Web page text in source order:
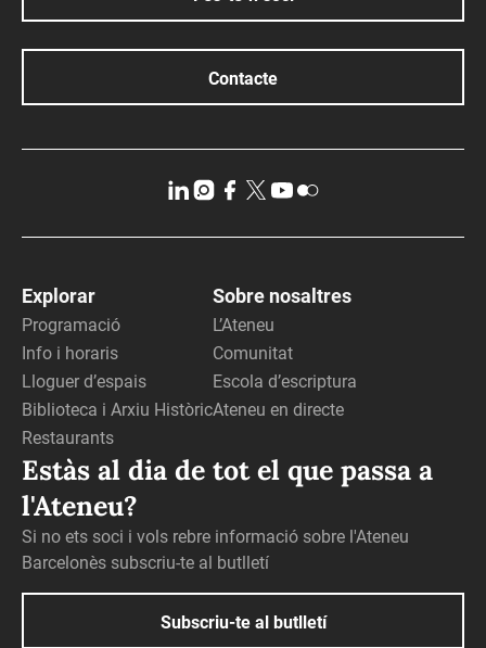
Contacte
Explorar
Programació
Info i horaris
Lloguer d’espais
Biblioteca i Arxiu Històric
Restaurants
Sobre nosaltres
L’Ateneu
Comunitat
Escola d’escriptura
Ateneu en directe
Estàs al dia de tot el que passa a
l'Ateneu?
Si no ets soci i vols rebre informació sobre l'Ateneu
Barcelonès subscriu-te al butlletí
Subscriu-te al butlletí